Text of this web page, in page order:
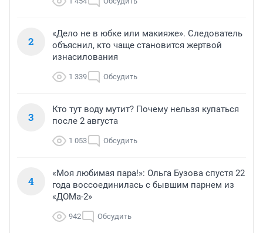
2
«Дело не в юбке или макияже». Следователь
объяснил, кто чаще становится жертвой
изнасилования
1 339 Обсудить
3
Кто тут воду мутит? Почему нельзя купаться
после 2 августа
1 053 Обсудить
4
«Моя любимая пара!»: Ольга Бузова спустя 22
года воссоединилась с бывшим парнем из
«ДОМа-2»
942 Обсудить